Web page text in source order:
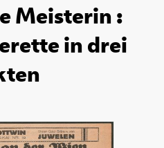
Meisterin :
in drei